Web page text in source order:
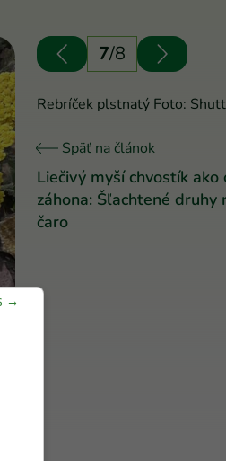
7/8
Rebríček plstnatý Foto:
Späť na článok
Liečivý myší chvostík
záhona: Šľachtené druhy
čaro